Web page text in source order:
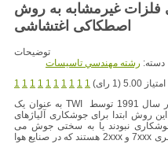
فلزات غیرمشابه به روش
اصطکاکی اغتشاشی
توضیحات
دسته: رشته مهندسي تاسيسات
1 1 1 1 1 1 1 1 1 1
امتیاز 5.00 (1 رای)
FSW یک شیوه ی نسبتاً جدیدی است که در سال 1991 توسط TWI به عنوان یک
روش ابتدا برای جوشکاری آلیاژهای
نبودند یا به سختی جوش می
خوردند به کار برده شد.از جمله این آلیاژها ،سری 7xxx و 2xxx هستند که در صنایع هوا